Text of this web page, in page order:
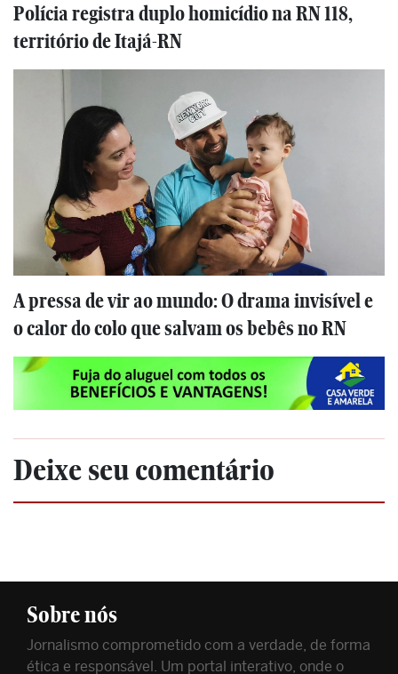
Polícia registra duplo homicídio na RN 118,
território de Itajá-RN
A pressa de vir ao mundo: O drama invisível e
o calor do colo que salvam os bebês no RN
Deixe seu comentário
Sobre nós
Jornalismo comprometido com a verdade, de forma
ética e responsável. Um portal interativo, onde o